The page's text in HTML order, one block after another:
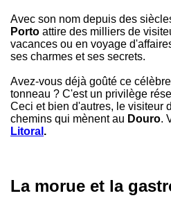
Avec son nom depuis des
Porto attire des milliers de
vacances ou en voyage
ses charmes et ses secrets.
Avez-vous déjà goûté ce
tonneau ? C'est un privilège
Ceci et bien d'autres, le visiteur
chemins qui mènent au Douro.
Litoral .
La morue et la